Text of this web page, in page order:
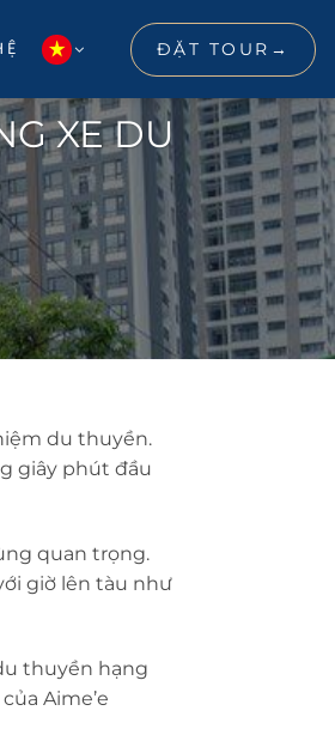
ĐẶT TOUR
XE DU
du thuyền.
giây phút đầu
quan trọng.
giờ lên tàu như
thuyền hạng
Aime’e